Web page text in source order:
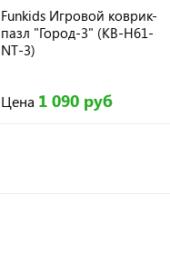
Funkids Игровой коврик-
пазл "Город-3" (KB-H61-
NT-3)
Цена 1 090 руб